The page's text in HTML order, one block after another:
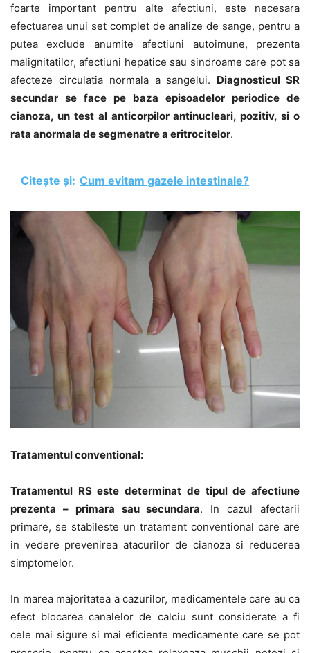
foarte important pentru alte afectiuni, este necesara
efectuarea unui set complet de analize de sange, pentru a
putea exclude anumite afectiuni autoimune, prezenta
malignitatilor, afectiuni hepatice sau sindroame care pot sa
afecteze circulatia normala a sangelui. Diagnosticul SR
secundar se face pe baza episoadelor periodice de
cianoza, un test al anticorpilor antinucleari, pozitiv, si o
rata anormala de segmenatre a eritrocitelor.
Citește și: Cum evitam gazele intestinale?
Tratamentul conventional:
Tratamentul RS este determinat de tipul de afectiune
prezenta – primara sau secundara. In cazul afectarii
primare, se stabileste un tratament conventional care are
in vedere prevenirea atacurilor de cianoza si reducerea
simptomelor.
In marea majoritatea a cazurilor, medicamentele care au ca
efect blocarea canalelor de calciu sunt considerate a fi
cele mai sigure si mai eficiente medicamente care se pot